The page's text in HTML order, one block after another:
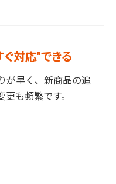
対応"できる
が早く、新商品の追
も頻繁です。